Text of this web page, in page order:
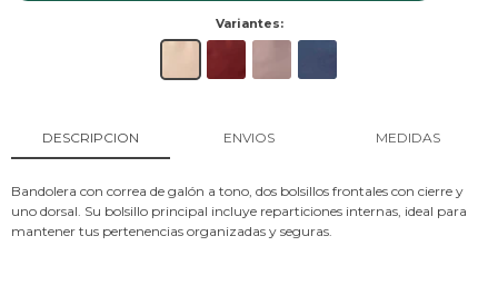
Variantes:
DESCRIPCION ENVIOS MEDIDAS
Bandolera con correa de galón a tono, dos bolsillos frontales con cierre y
uno dorsal. Su bolsillo principal incluye reparticiones internas, ideal para
mantener tus pertenencias organizadas y seguras.